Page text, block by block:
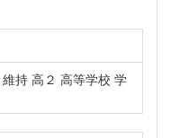
持 高２ 高等学校 学